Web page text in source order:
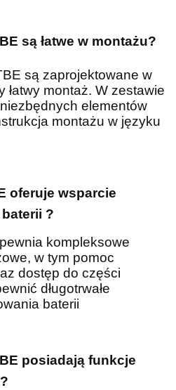
są łatwe w montażu?
są zaprojektowane w
łatwy montaż. W zestawie
elementów
montażu w języku
oferuje wsparcie
?
kompleksowe
w tym pomoc
dostęp do części
długotrwałe
baterii
posiadają funkcje